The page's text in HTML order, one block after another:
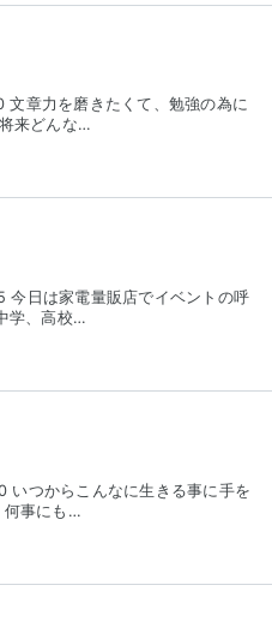
章力を磨きたくて、勉強の為に
来どんな…
今日は家電量販店でイベントの呼
学、高校…
いつからこんなに生きる事に手を
何事にも…